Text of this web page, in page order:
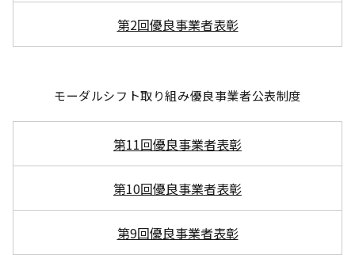
第2回優良事業者表彰
モーダルシフト取り組み優良事業者公表制度
第11回優良事業者表彰
第10回優良事業者表彰
第9回優良事業者表彰